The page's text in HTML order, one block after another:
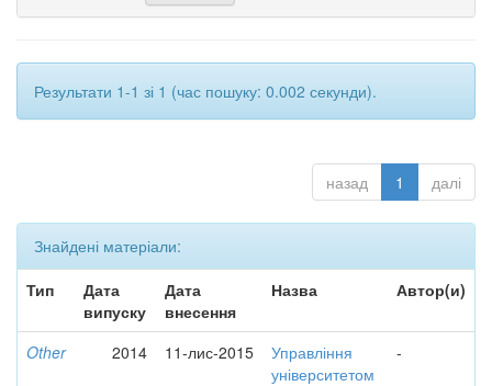
Результати 1-1 зі 1 (час пошуку: 0.002 секунди).
назад 1 далі
Знайдені матеріали:
Тип
Дата
випуску
Дата
внесення
Назва Автор(и)
Other 2014 11-лис-2015
Управління
університетом
-